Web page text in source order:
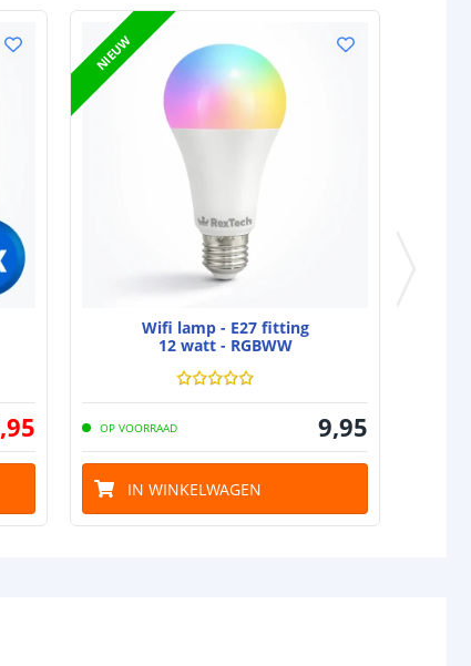
,95
NIEUW
Wifi lamp - E27 fitting
12 watt - RGBWW
OP VOORRAAD 9,95
IN WINKELWAGEN